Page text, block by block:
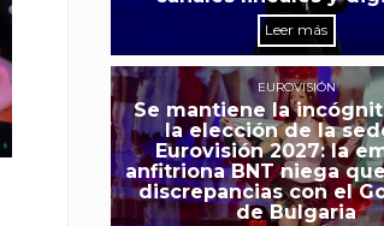
Leer más
EUROVISIÓN
Se mantiene la
la elección de la
Eurovisión 2027: la
anfitriona BNT niega
discrepancias con el
de Bulgaria